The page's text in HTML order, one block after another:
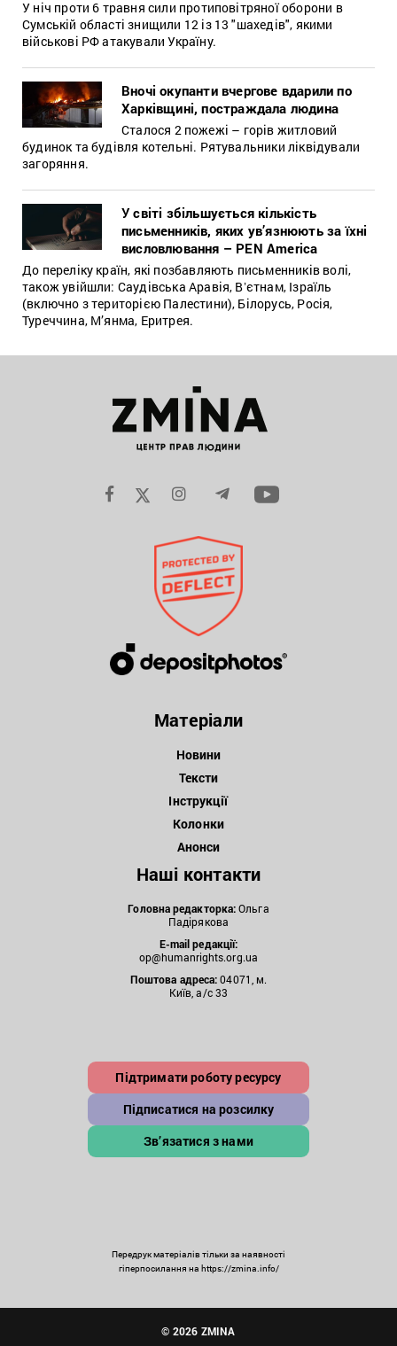
У ніч проти 6 травня сили протиповітряної оборони в
Сумській області знищили 12 із 13 "шахедів", якими
військові РФ атакували Україну.
Вночі окупанти вчергове вдарили по
Харківщині, постраждала людина
Сталося 2 пожежі – горів житловий
будинок та будівля котельні. Рятувальники ліквідували
загоряння.
У світі збільшується кількість
письменників, яких ув’язнюють за їхні
висловлювання – PEN America
До переліку країн, які позбавляють письменників волі,
також увійшли: Саудівська Аравія, Вʼєтнам, Ізраїль
(включно з територією Палестини), Білорусь, Росія,
Туреччина, М’янма, Еритрея.
Матеріали
Новини
Тексти
Інструкції
Колонки
Анонси
Наші контакти
Головна редакторка:Ольга
Падірякова
E-mail редакції:
op@humanrights.org.ua
Поштова адреса:04071, м.
Київ, а/с 33
Підтримати роботу ресурсу
Підписатися на розсилку
Зв’язатися з нами
Передрук матеріалів тільки за наявності
гіперпосилання на https://zmina.info/
© 2026 ZMINA